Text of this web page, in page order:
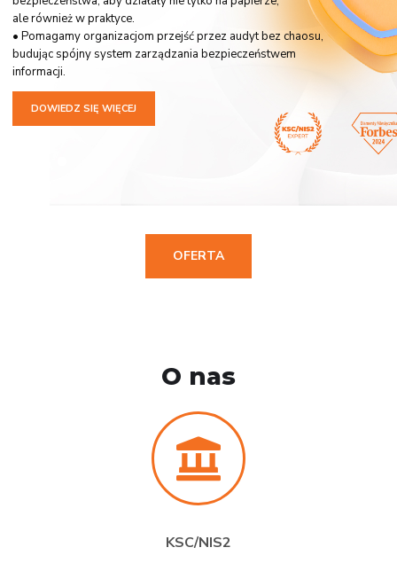
ale również w praktyce.
• Pomagamy organizacjom przejść przez audyt bez chaosu,
budując spójny system zarządzania bezpieczeństwem
informacji.
DOWIEDZ SIĘ WIĘCEJ
OFERTA
O nas
KSC/NIS2